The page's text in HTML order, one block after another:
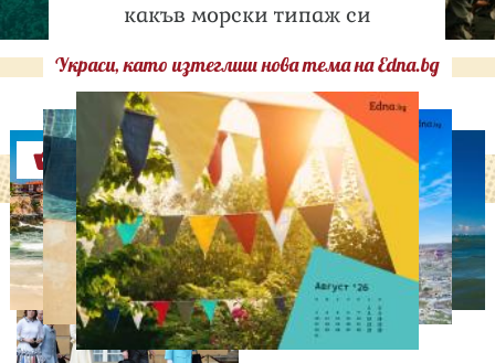
какъв морски типаж си
Украси, като изтеглиш нова тема на Edna.bg
Оферти
СВОБОДНО ВРЕМЕ
Ново бебе в кралското
семейство